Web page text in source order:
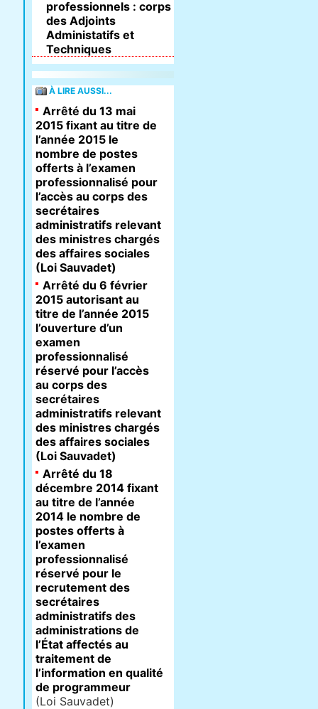
professionnels : corps
des Adjoints
Administatifs et
Techniques
À LIRE AUSSI...
Arrêté du 13 mai
2015 fixant au titre de
l’année 2015 le
nombre de postes
offerts à l’examen
professionnalisé pour
l’accès au corps des
secrétaires
administratifs relevant
des ministres chargés
des affaires sociales
(Loi Sauvadet)
Arrêté du 6 février
2015 autorisant au
titre de l’année 2015
l’ouverture d’un
examen
professionnalisé
réservé pour l’accès
au corps des
secrétaires
administratifs relevant
des ministres chargés
des affaires sociales
(Loi Sauvadet)
Arrêté du 18
décembre 2014 fixant
au titre de l’année
2014 le nombre de
postes offerts à
l’examen
professionnalisé
réservé pour le
recrutement des
secrétaires
administratifs des
administrations de
l’État affectés au
traitement de
l’information en qualité
de programmeur
(Loi Sauvadet)